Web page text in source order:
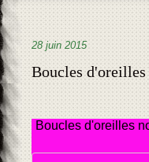
28 juin 2015
Boucles d'oreilles
Boucles d'oreilles